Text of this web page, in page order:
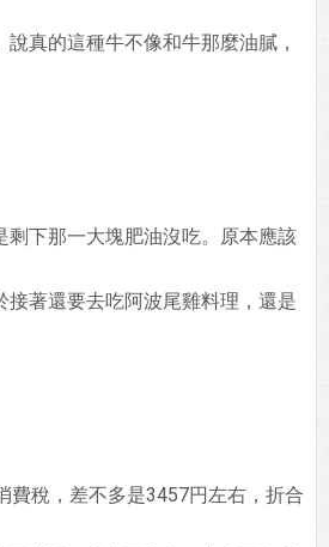
真的這種牛不像和牛那麼油膩，
剩下那一大塊肥油沒吃。原本應該
接著還要去吃阿波尾雞料理，還是
費稅，差不多是3457円左右，折合